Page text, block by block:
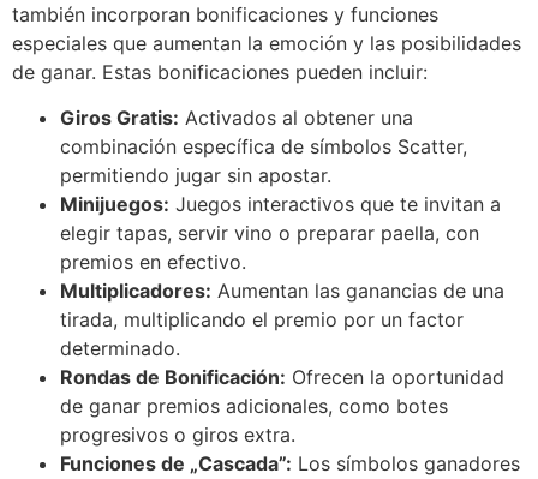
también incorporan bonificaciones y funciones
especiales que aumentan la emoción y las posibilidades
de ganar. Estas bonificaciones pueden incluir:
Giros Gratis: Activados al obtener una
combinación específica de símbolos Scatter,
permitiendo jugar sin apostar.
Minijuegos: Juegos interactivos que te invitan a
elegir tapas, servir vino o preparar paella, con
premios en efectivo.
Multiplicadores: Aumentan las ganancias de una
tirada, multiplicando el premio por un factor
determinado.
Rondas de Bonificación: Ofrecen la oportunidad
de ganar premios adicionales, como botes
progresivos o giros extra.
Funciones de „Cascada”: Los símbolos ganadores